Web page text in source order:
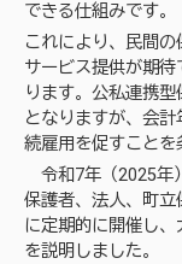
できる仕組みです。
これにより、民間
サービス提供が期
ります。公私連携
となりますが、会
続雇用を促すことを
令和7年（2025年
保護者、法人、町
に定期的に開催し
を説明しました。